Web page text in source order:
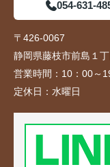
054-631-
〒426-0067
静岡県藤枝市前島１
営業時間： 10：00～
定休日： 水曜日